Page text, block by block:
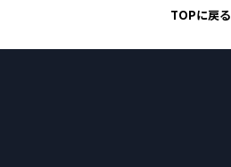
TOPに戻る